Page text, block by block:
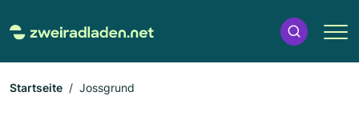
Startseite Jossgrund